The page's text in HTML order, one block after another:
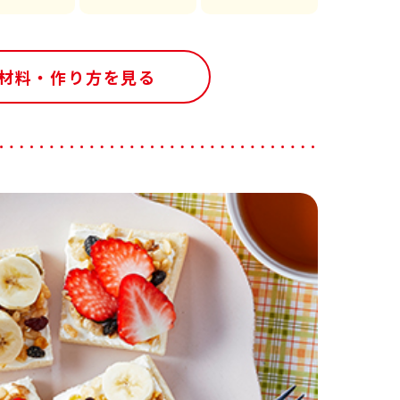
料・作り方を見る